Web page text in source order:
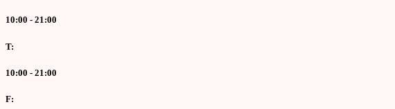
10:00 - 21:00
T:
10:00 - 21:00
F: